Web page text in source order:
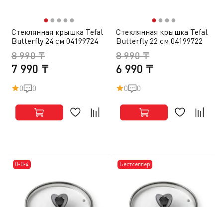
●● ● ● ●
Стеклянная крышка Tefal
Butterfly 24 см 04199724
7 990 ₸
8 990 ₸
0 0
●● ● ●
Стеклянная крышка Tefal
Butterfly 22 см 04199722
6 990 ₸
8 990 ₸
0 0
0-0-4 Бестселлер